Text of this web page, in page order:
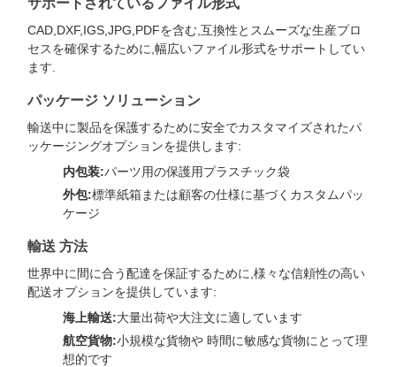
サポートされているファイル形式
CAD,DXF,IGS,JPG,PDFを含む,互換性とスムーズな生産プロ
セスを確保するために,幅広いファイル形式をサポートしてい
ます.
パッケージ ソリューション
輸送中に製品を保護するために安全でカスタマイズされたパ
ッケージングオプションを提供します:
内包装:パーツ用の保護用プラスチック袋
外包:標準紙箱または顧客の仕様に基づくカスタムパッ
ケージ
輸送 方法
世界中に間に合う配達を保証するために,様々な信頼性の高い
配送オプションを提供しています:
海上輸送:大量出荷や大注文に適しています
航空貨物:小規模な貨物や 時間に敏感な貨物にとって理
想的です